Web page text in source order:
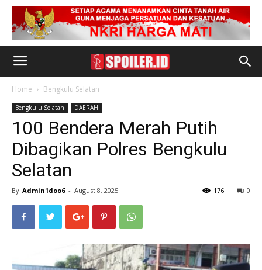
Home Bengkulu Selatan
Bengkulu Selatan DAERAH
100 Bendera Merah Putih
Dibagikan Polres Bengkulu
Selatan
By Admin1doo6 - August 8, 2025 0
176